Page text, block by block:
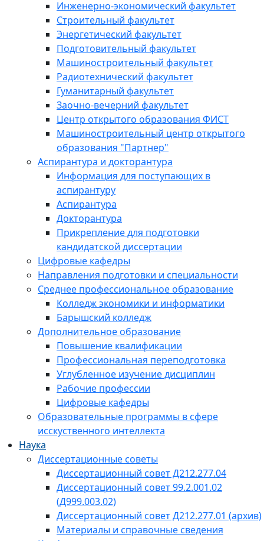
Инженерно-экономический факультет
Строительный факультет
Энергетический факультет
Подготовительный факультет
Машиностроительный факультет
Радиотехнический факультет
Гуманитарный факультет
Заочно-вечерний факультет
Центр открытого образования ФИСТ
Машиностроительный центр открытого
образования "Партнер"
Аспирантура и докторантура
Информация для поступающих в
аспирантуру
Аспирантура
Докторантура
Прикрепление для подготовки
кандидатской диссертации
Цифровые кафедры
Направления подготовки и специальности
Среднее профессиональное образование
Колледж экономики и информатики
Барышский колледж
Дополнительное образование
Повышение квалификации
Профессиональная переподготовка
Углубленное изучение дисциплин
Рабочие профессии
Цифровые кафедры
Образовательные программы в сфере
исскуственного интеллекта
Наука
Диссертационные советы
Диссертационный совет Д212.277.04
Диссертационный совет 99.2.001.02
(Д999.003.02)
Диссертационный совет Д212.277.01 (архив)
Материалы и справочные сведения